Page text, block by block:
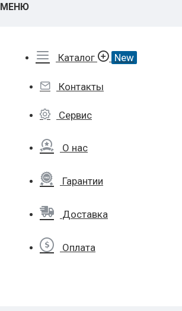
МЕНЮ
Каталог New
Контакты
Сервис
О нас
Гарантии
Доставка
Оплата